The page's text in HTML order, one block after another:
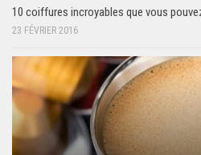
10 coiffures incroyables que vous
23 FÉVRIER 2016